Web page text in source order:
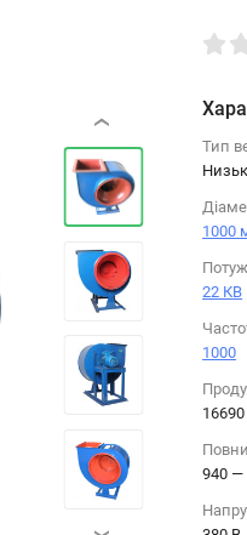
‹
Тип
1000
22 КВ
1000
940 —